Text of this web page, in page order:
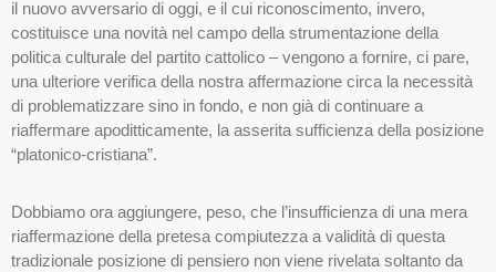
il nuovo avversario di oggi, e il cui riconoscimento, invero,
costituisce una novità nel campo della strumentazione della
politica culturale del partito cattolico – vengono a fornire, ci pare,
una ulteriore verifica della nostra affermazione circa la necessità
di problematizzare sino in fondo, e non già di continuare a
riaffermare apoditticamente, la asserita sufficienza della posizione
“platonico-cristiana”.
Dobbiamo ora aggiungere, peso, che l’insufficienza di una mera
riaffermazione della pretesa compiutezza a validità di questa
tradizionale posizione di pensiero non viene rivelata soltanto da